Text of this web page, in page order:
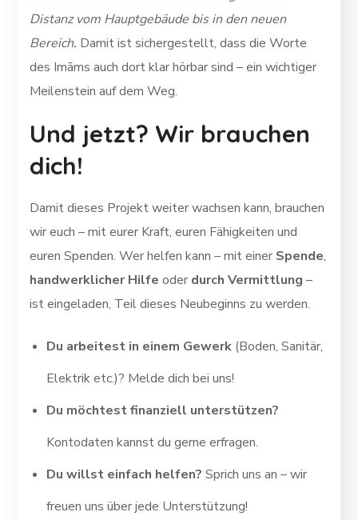
Distanz vom Hauptgebäude bis in den neuen
Bereich. Damit ist sichergestellt, dass die Worte
des Imāms auch dort klar hörbar sind – ein wichtiger
Meilenstein auf dem Weg.
Und jetzt? Wir brauchen
dich!
Damit dieses Projekt weiter wachsen kann, brauchen
wir euch – mit eurer Kraft, euren Fähigkeiten und
euren Spenden. Wer helfen kann – mit einer Spende,
handwerklicher Hilfe oder durch Vermittlung –
ist eingeladen, Teil dieses Neubeginns zu werden.
Du arbeitest in einem Gewerk (Boden, Sanitär,
Elektrik etc.)? Melde dich bei uns!
Du möchtest finanziell unterstützen?
Kontodaten kannst du gerne erfragen.
Du willst einfach helfen? Sprich uns an – wir
freuen uns über jede Unterstützung!